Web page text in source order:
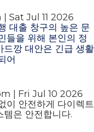
Sat Jul 11 2026
대출 창구의 높은 문
들을 위해 본인의 정
드깡 대안은 긴급 생활
어
Fri Jul 10 2026
이 안전하게 다이렉트
은 안전합니다.